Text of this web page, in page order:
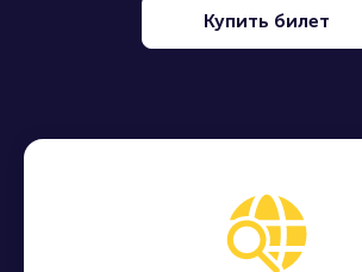
Купить билет